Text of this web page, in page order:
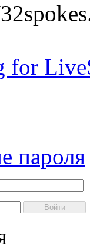
for
пароля
Войти